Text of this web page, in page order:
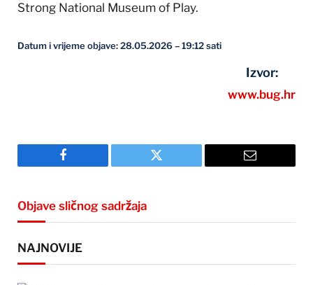
Strong National Museum of Play.
Datum i vrijeme objave: 28.05.2026 – 19:12 sati
Izvor:
www.bug.hr
Facebook Twitter Email
Objave sličnog sadržaja
NAJNOVIJE